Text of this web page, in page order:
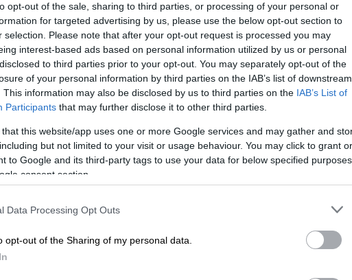
opt-out of the sale, sharing to third parties, or processing of your personal or
for targeted advertising by us, please use the below opt-out section to
selection. Please note that after your opt-out request is processed you may
interest-based ads based on personal information utilized by us or personal
to third parties prior to your opt-out. You may separately opt-out of the
of your personal information by third parties on the IAB’s list of downstream
This information may also be disclosed by us to third parties on the IAB’s List of
Participants that may further disclose it to other third parties.
that this website/app uses one or more Google services and may gather and
but not limited to your visit or usage behaviour. You may click to grant or
to Google and its third-party tags to use your data for below specified purposes
consent section.
Data Processing Opt Outs
opt-out of the Sharing of my personal data.
το ΕΘΝΟΣ στη Google